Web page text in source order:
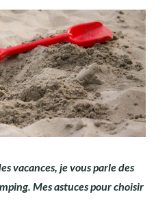
vacances, je vous parle des
Mes astuces pour choisir